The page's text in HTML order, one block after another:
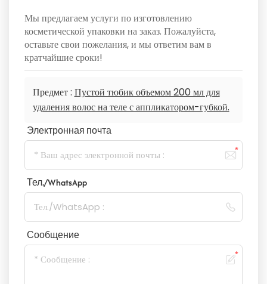
Мы предлагаем услуги по изготовлению
косметической упаковки на заказ. Пожалуйста,
оставьте свои пожелания, и мы ответим вам в
кратчайшие сроки!
Предмет : Пустой тюбик объемом 200 мл для
удаления волос на теле с аппликатором-губкой.
Электронная почта
Тел./WhatsApp
Сообщение